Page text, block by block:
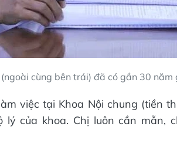
cùng bên trái) đã có gần 30 năm
việc tại Khoa Nội chung (tiền
lý của khoa. Chị luôn cần mẫn,